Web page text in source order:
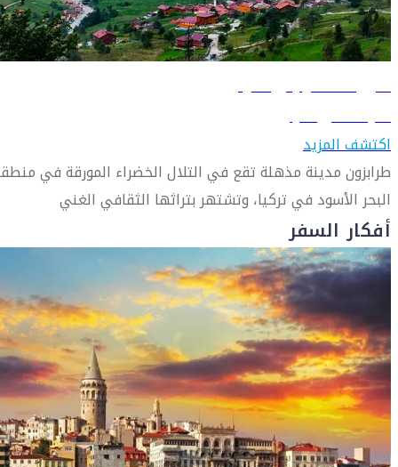
دليل السفر إلى طرابزون
تعرّف على طرابزون
اكتشف المزيد
طرابزون مدينة مذهلة تقع في التلال الخضراء المورقة في
البحر الأسود في تركيا، وتشتهر بتراثها الثقافي الغني
أفكار السفر